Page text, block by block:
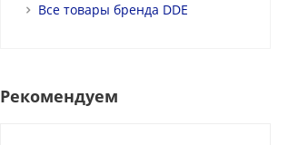
Все товары бренда DDE
Рекомендуем